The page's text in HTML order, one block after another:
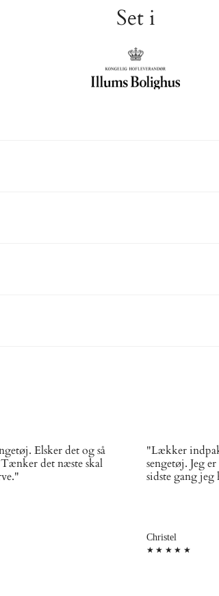
Set i
Elsker det og så
det næste skal
"Lækker
sengetøj. Jeg
sidste gang
Christel
★★★★★